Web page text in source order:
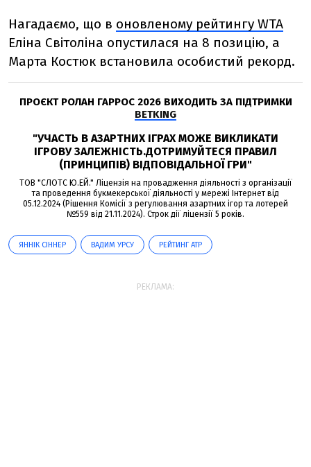
Нагадаємо, що в оновленому рейтингу WTA
Еліна Світоліна опустилася на 8 позицію, а
Марта Костюк встановила особистий рекорд.
ПРОЄКТ РОЛАН ГАРРОС 2026 ВИХОДИТЬ ЗА ПІДТРИМКИ
BETKING
"УЧАСТЬ В АЗАРТНИХ ІГРАХ МОЖЕ ВИКЛИКАТИ
ІГРОВУ ЗАЛЕЖНІСТЬ.ДОТРИМУЙТЕСЯ ПРАВИЛ
(ПРИНЦИПІВ) ВІДПОВІДАЛЬНОЇ ГРИ"
ТОВ "СЛОТС Ю.ЕЙ." Ліцензія на провадження діяльності з організації
та проведення букмекерської діяльності у мережі Інтернет від
05.12.2024 (Рішення Комісії з регулювання азартних ігор та лотерей
№559 від 21.11.2024). Строк дії ліцензії 5 років.
ЯННІК СІННЕР ВАДИМ УРСУ РЕЙТИНГ ATP
РЕКЛАМА: